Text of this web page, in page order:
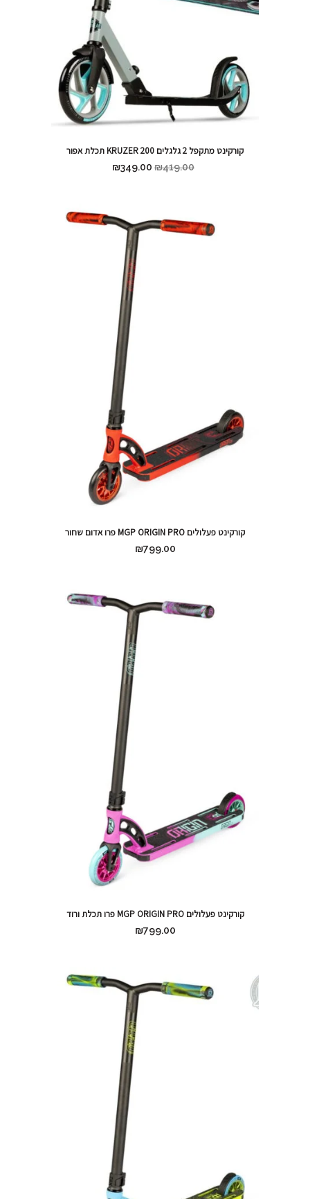
קורקינט מתקפל 2 גלגלים KRUZER 200 תכלת אפור
₪419.00
₪349.00
קורקינט פעלולים MGP ORIGIN PRO פרו אדום שחור
₪799.00
קורקינט פעלולים MGP ORIGIN PRO פרו תכלת ורוד
₪799.00